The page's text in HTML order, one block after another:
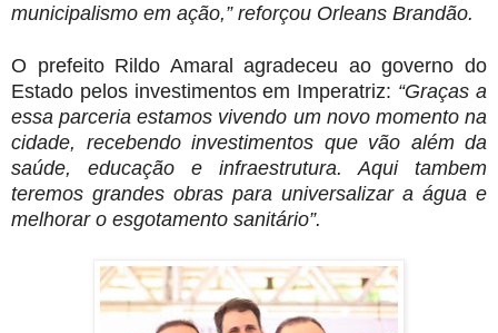
municipalismo em ação,”reforçou Orleans Brandão.
O prefeito Rildo Amaral agradeceu ao governo do
Estado pelos investimentos em Imperatriz: “Graças a
essa parceria estamos vivendo um novo momento na
cidade, recebendo investimentos que vão além da
saúde, educação e infraestrutura. Aqui tambem
teremos grandes obras para universalizar a água e
melhorar o esgotamento sanitário”.